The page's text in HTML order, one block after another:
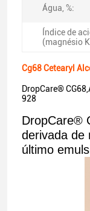
Água, %:
Índice de
(magnésio
Cg68 Cetearyl
DropCare®
928
DropCare®
derivada de
último